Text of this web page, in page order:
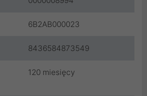
6B2AB000023
8436584873549
120 miesięcy